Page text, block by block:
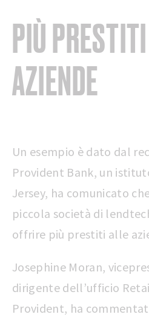
PIÙ
AZIENDE
Un esempio è dato dal
Provident Bank, un
Jersey, ha comunicato
piccola società di
offrire più prestiti alle
Josephine Moran,
dirigente dell’ufficio
Provident, ha